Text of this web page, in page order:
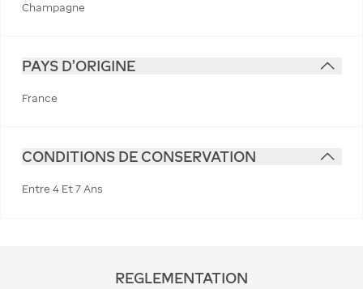
Champagne
PAYS D'ORIGINE
France
CONDITIONS DE CONSERVATION
Entre 4 Et 7 Ans
REGLEMENTATION